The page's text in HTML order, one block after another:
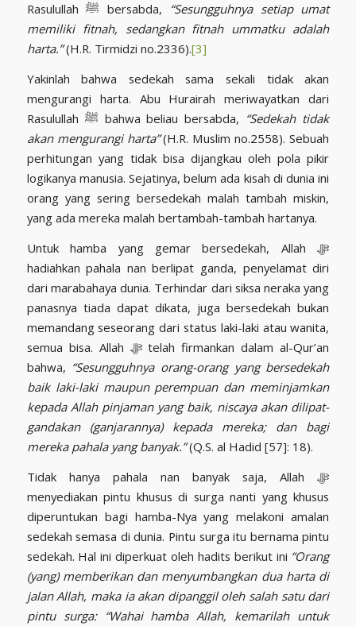
Rasulullah ﷺ bersabda,
“Sesungguhnya setiap umat
memiliki fitnah, sedangkan fitnah ummatku adalah
harta.”(H.R. Tirmidzi no.2336).[3]
Yakinlah bahwa sedekah sama sekali tidak akan
mengurangi harta. Abu Hurairah meriwayatkan dari
Rasulullah ﷺ bahwa beliau bersabda, “Sedekah tidak
akan mengurangi harta”(H.R. Muslim no.2558). Sebuah
perhitungan yang tidak bisa dijangkau oleh pola pikir
logikanya manusia. Sejatinya, belum ada kisah di dunia ini
orang yang sering bersedekah malah tambah miskin,
yang ada mereka malah bertambah-tambah hartanya.
Untuk hamba yang gemar bersedekah, Allah ﷻ
hadiahkan pahala nan berlipat ganda, penyelamat diri
dari marabahaya dunia. Terhindar dari siksa neraka yang
panasnya tiada dapat dikata, juga bersedekah bukan
memandang seseorang dari status laki-laki atau wanita,
semua bisa. Allah ﷻ telah firmankan dalam al-Qur’an
bahwa, “Sesungguhnya orang-orang yang bersedekah
baik laki-laki maupun perempuan dan meminjamkan
kepada Allah pinjaman yang baik, niscaya akan dilipat-
gandakan (ganjarannya) kepada mereka; dan bagi
mereka pahala yang banyak.”(Q.S. al Hadid [57]: 18).
Tidak hanya pahala nan banyak saja, Allah ﷻ
menyediakan pintu khusus di surga nanti yang khusus
diperuntukan bagi hamba-Nya yang melakoni amalan
sedekah semasa di dunia. Pintu surga itu bernama pintu
sedekah. Hal ini diperkuat oleh hadits berikut ini “Orang
(yang) memberikan dan menyumbangkan dua harta di
jalan Allah, maka ia akan dipanggil oleh salah satu dari
pintu surga: “Wahai hamba Allah, kemarilah untuk